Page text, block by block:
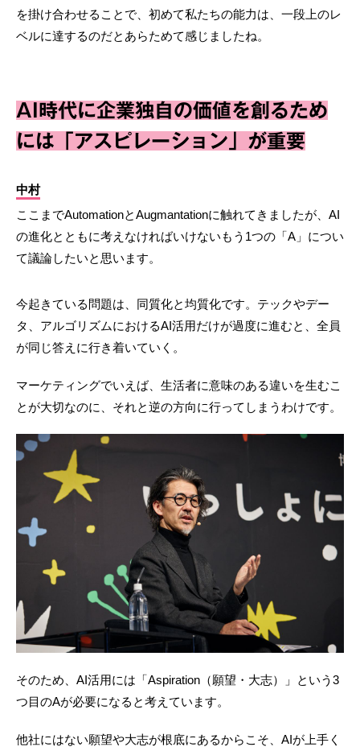
を掛け合わせることで、初めて私たちの能力は、一段上のレ
ベルに達するのだとあらためて感じましたね。
AI時代に企業独自の価値を創るため
には「アスピレーション」が重要
中村
ここまでAutomationとAugmantationに触れてきましたが、AI
の進化とともに考えなければいけないもう1つの「A」につい
て議論したいと思います。
今起きている問題は、同質化と均質化です。テックやデー
タ、アルゴリズムにおけるAI活用だけが過度に進むと、全員
が同じ答えに行き着いていく。
マーケティングでいえば、生活者に意味のある違いを生むこ
とが大切なのに、それと逆の方向に行ってしまうわけです。
そのため、AI活用には「Aspiration（願望・大志）」という3
つ目のAが必要になると考えています。
他社にはない願望や大志が根底にあるからこそ、AIが上手く